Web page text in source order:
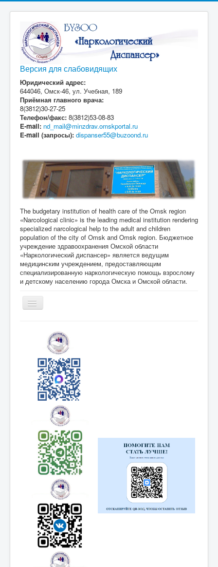
Версия для слабовидящих
Юридический адрес:
644046, Омск-46, ул. Учебная, 189
Приёмная главного врача:
8(3812)30-27-25
Телефон/факс: 8(3812)53-08-83
E-mail: nd_mail@minzdrav.omskportal.ru
E-mail (запросы): dispanser55@buzoond.ru
The budgetary institution of health care of the Omsk region
«Narcological clinic» is the leading medical institution rendering
specialized narcological help to the adult and children
population of the city of Omsk and Omsk region. Бюджетное
учреждение здравоохранения Омской области
«Наркологический диспансер» является ведущим
медицинским учреждением, предоставляющим
специализированную наркологическую помощь взрослому
и детскому населению города Омска и Омской области.
Toggle
Navigation
О Нас
Специалисты
Информация
для
специалистов
Информация
для пациентов
Режим работы
Отзывы
Частые
вопросы
Главная
Акция «Слушаем, понимаем, поддерживаем».